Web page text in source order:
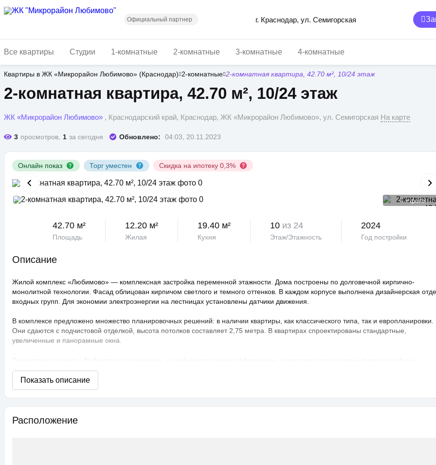
Официальный партнер г. Краснодар, ул. Семигорская
Все квартиры Студии 1-комнатные 2-комнатные 3-комнатные 4-комнатные
Квартиры в ЖК «Микрорайон Любимово» (Краснодар) 2-комнатные 2-комнатная квартира, 42.70 м², 10/24 этаж
2-комнатная квартира, 42.70 м², 10/24 этаж
ЖК «Микрорайон Любимово» , Краснодарский край, Краснодар, ЖК «Микрорайон Любимово», ул. Семигорская На карте
3 просмотров, 1 за сегодня Обновлено: 04:03, 20.11.2023
Онлайн показ Торг уместен Скидка на ипотеку 0,3%
+ фото
42.70 м²
Площадь
12.20 м²
Жилая
19.40 м²
Кухня
10 из 24
Этаж/Этажность
2024
Год постройки
Описание
Жилой комплекс «Любимово» — комплексная застройка переменной этажности. Дома построены по долговечной кирпично-
монолитной технологии. Фасад облицован кирпичом светлого и темного оттенков. В каждом корпусе выполнена дизайнерская
входных групп. Для экономии электроэнергии на лестницах установлены датчики движения.
В комплексе предложено множество планировочных решений: в наличии квартиры, как классического типа, так и европланировки.
Они сдаются с подчистовой отделкой, высота потолков составляет 2,75 метра. В квартирах спроектированы стандартные,
увеличенные и панорамные окна.
распознаванием лиц и управлением через приложение. Придомовая территория благоустроена, на ней проведено озеленение по
технологии сезонного цветения, выполнен многоуровневый ландшафтный дизайн. Во дворе расположены детские и спортивные
площадки, профессиональные площадки для групповых видов спорта, зоны отдыха с беседками, спроектирован бульвар и
прогулочные аллеи, а также школа и 3 детских сада. Для автовладельцев предусмотрен крытый и гостевой паркинг.
ЖК «Любимово» находится в районе «Губернский». Внешняя инфраструктура развита, в пешей доступности: школа, детский сад,
Расположение